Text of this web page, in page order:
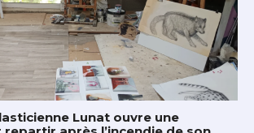
Lunat ouvre une